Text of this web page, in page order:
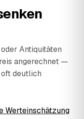
Antiquitäten
angerechnet —
oft deutlich
Werteinschätzung